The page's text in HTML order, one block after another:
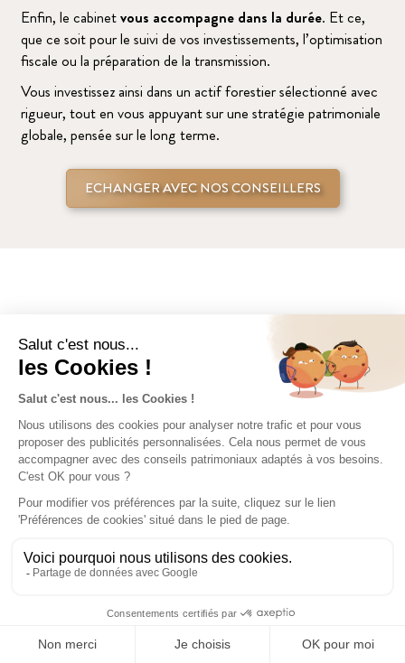
Enfin, le cabinetvous accompagne dans la durée. Et ce,
que ce soit pour le suivi de vos investissements, l’optimisation
fiscale ou la préparation de la transmission.
Vous investissez ainsi dans un actif forestier sélectionné avec
rigueur, tout en vous appuyant sur une stratégie patrimoniale
globale, pensée sur le long terme.
ECHANGER AVEC NOS CONSEILLERS
Vous souhaitez
investir en FCPI ?
PLUS D’INFORMATIONS
CONTACTEZ-NOUS